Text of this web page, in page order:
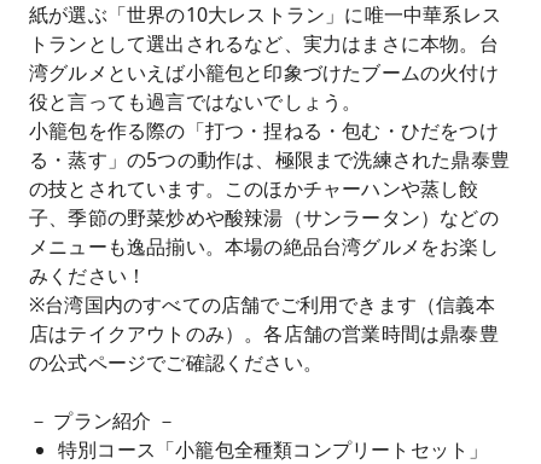
紙が選ぶ「世界の10大レストラン」に唯一中華系レス
トランとして選出されるなど、実力はまさに本物。台
湾グルメといえば小籠包と印象づけたブームの火付け
役と言っても過言ではないでしょう。
小籠包を作る際の「打つ・捏ねる・包む・ひだをつけ
る・蒸す」の5つの動作は、極限まで洗練された鼎泰豊
の技とされています。このほかチャーハンや蒸し餃
子、季節の野菜炒めや酸辣湯（サンラータン）などの
メニューも逸品揃い。本場の絶品台湾グルメをお楽し
みください！
※台湾国内のすべての店舗でご利用できます（信義本
店はテイクアウトのみ）。各店舗の営業時間は鼎泰豊
の公式ページでご確認ください。
－ プラン紹介 －
特別コース「小籠包全種類コンプリートセット」